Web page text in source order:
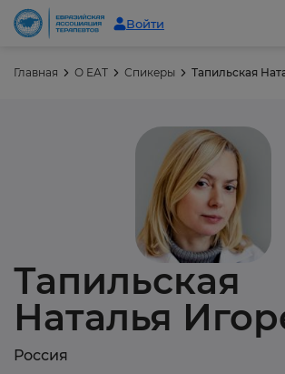
Войти
Главная О ЕАТ Спикеры Тапильская
Тапильская
Наталья
Россия